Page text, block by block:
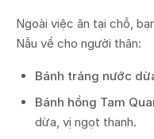
Ngoài việc ăn tại chỗ,
Nẫu về cho người thân:
Bánh tráng nước
Bánh hồng Tam
dừa, vị ngọt thanh.